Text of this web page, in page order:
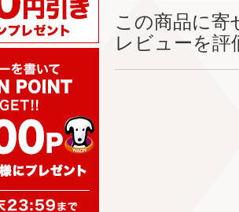
この商品に
レビューを評